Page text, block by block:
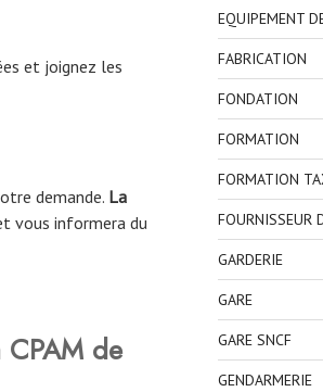
et joignez les
demande. La
vous informera du
de
EQUIPEMENT
FABRICATION
FONDATION
FORMATION
FORMATION
FOURNISSEUR
GARDERIE
GARE
GARE SNCF
GENDARMERIE